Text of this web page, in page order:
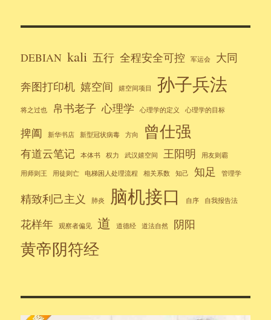
DEBIAN kali 五行 全程安全可控 军运会
大同
奔图打印机 嬉空间 嬉空间项目 孙子兵法
将之过也 帛书老子 心理学 心理学的定义 心理学的目标
捭阖 新华书店 新型冠状病毒 方向 曾仕强
有道云笔记 本体书 权力 武汉嬉空间 王阳明 用友则霸
用师则王 用徒则亡 电梯困人处理流程 相关系数 知己 知足 管理学
精致利己主义 肺炎 脑机接口 自序 自我报告法
花样年 观察者偏见 道 道德经 道法自然 阴阳
黄帝阴符经